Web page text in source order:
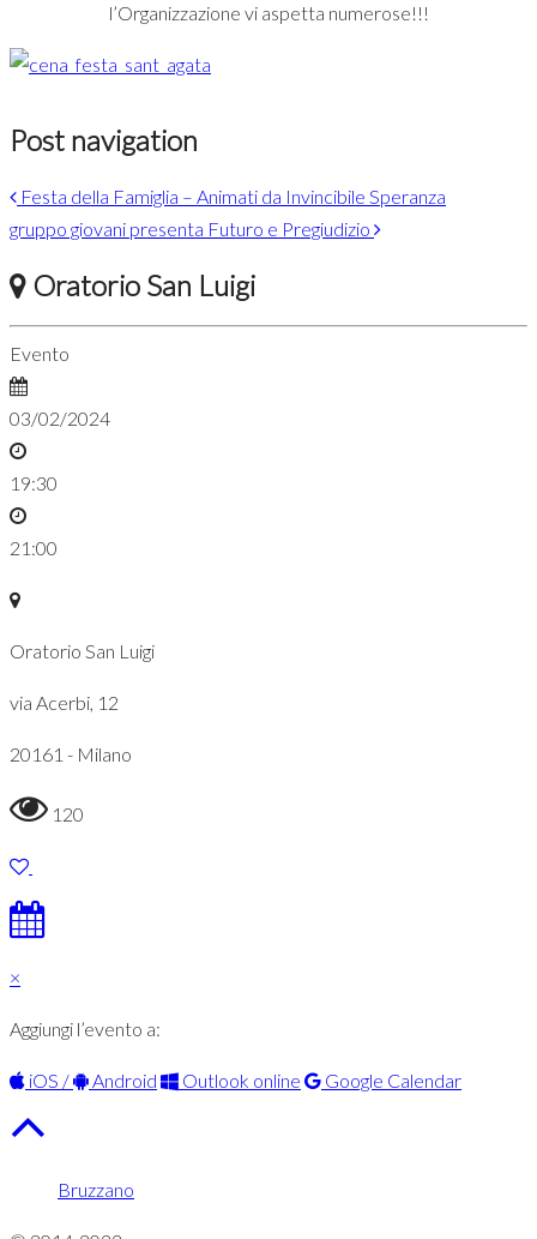
l’Organizzazione vi aspetta numerose!!!
Post navigation
Festa della Famiglia – Animati da Invincibile Speranza
gruppo giovani presenta Futuro e Pregiudizio
Oratorio San Luigi
Evento
03/02/2024
19:30
21:00
Oratorio San Luigi
via Acerbi, 12
20161 - Milano
120
×
Aggiungi l’evento a:
iOS / Android Outlook online Google Calendar
Bruzzano